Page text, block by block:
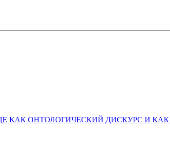
ОНТОЛОГИЧЕСКИЙ ДИСКУРС И КАК